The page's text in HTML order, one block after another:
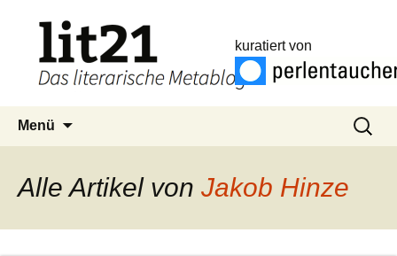
kuratiert von
Menü
Suchen
nach:
Alle Artikel von Jakob Hinze